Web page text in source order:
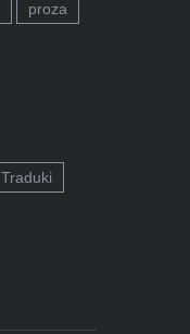
proza
Traduki